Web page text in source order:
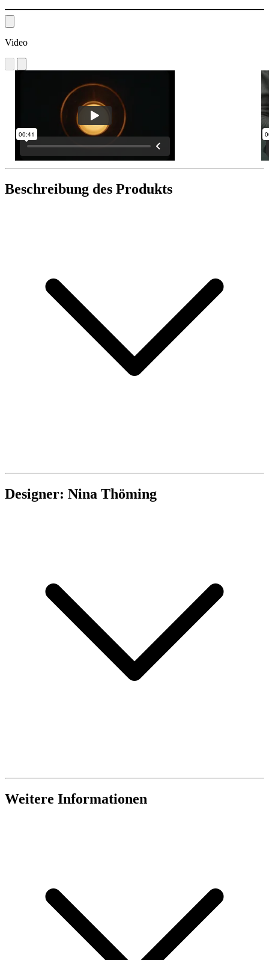
Video
Beschreibung des Produkts
Designer: Nina Thöming
Weitere Informationen